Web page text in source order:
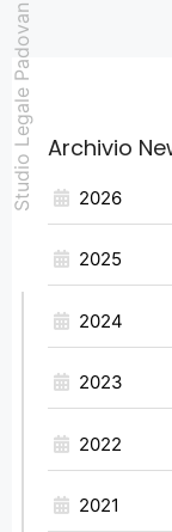
Studio Legale Padovan Archivio
2026
2025
2024
2023
2022
2021